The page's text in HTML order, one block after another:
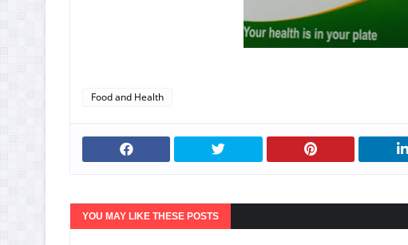
Food and Health
YOU MAY LIKE THESE POSTS